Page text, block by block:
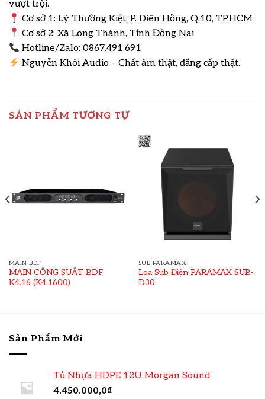
vượt trội.
Cơ sở 1: Lý Thường Kiệt, P. Diên Hồng, Q.10, TP.HCM
Cơ sở 2: Xã Long Thành, Tỉnh Đồng Nai
Hotline/Zalo: 0867.491.691
Nguyễn Khôi Audio – Chất âm thật, đẳng cấp thật.
SẢN PHẨM TƯƠNG TỰ
MAIN BDF
MAIN CÔNG SUẤT BDF
K4.16 (K4.1600)
SUB PARAMAX
Loa Sub Điện PARAMAX SUB-
D30
Sản Phẩm Mới
Tủ Nhựa HDPE 12U Morgan Sound
4.450.000,0₫